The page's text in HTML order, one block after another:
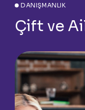
DANIŞMANLIK
Çift ve